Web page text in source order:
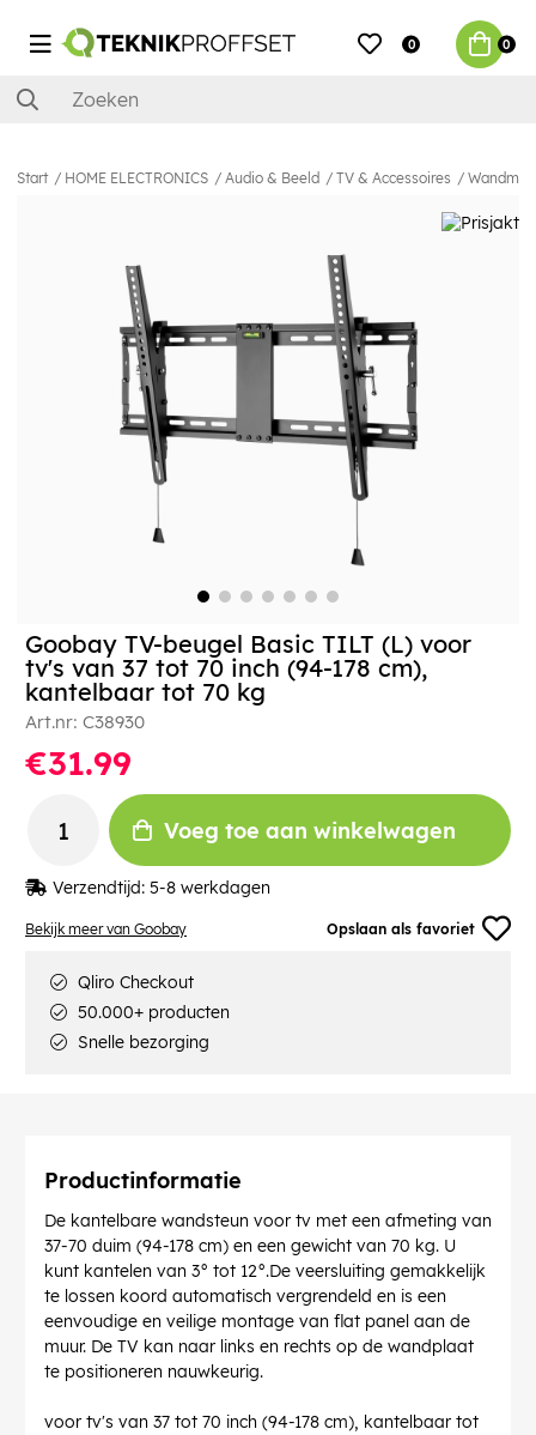
0 0
Start HOME ELECTRONICS Audio & Beeld TV & Accessoires
Bekijk meer van Goobay Opslaan als favoriet
Goobay TV-beugel Basic TILT (L) voor
tv's van 37 tot 70 inch (94-178 cm),
kantelbaar tot 70 kg
Art.nr: C38930
€31.99
Voeg toe aan winkelwagen
Verzendtijd: 5-8 werkdagen
Qliro Checkout
50.000+ producten
Snelle bezorging
Productinformatie
De kantelbare wandsteun voor tv met een afmeting van
37-70 duim (94-178 cm) en een gewicht van 70 kg. U
kunt kantelen van 3° tot 12°.De veersluiting gemakkelijk
te lossen koord automatisch vergrendeld en is een
eenvoudige en veilige montage van flat panel aan de
muur. De TV kan naar links en rechts op de wandplaat
te positioneren nauwkeurig.
voor tv's van 37 tot 70 inch (94-178 cm), kantelbaar tot